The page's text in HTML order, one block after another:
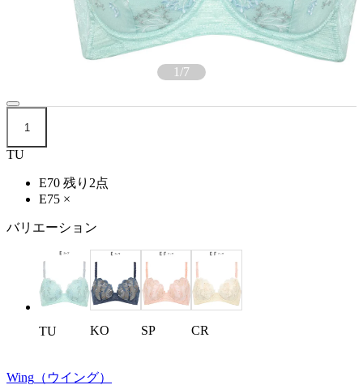
1/7
1
TU
E70 残り2点
E75 ×
バリエーション
TU KO SP CR
Wing （ウイング）